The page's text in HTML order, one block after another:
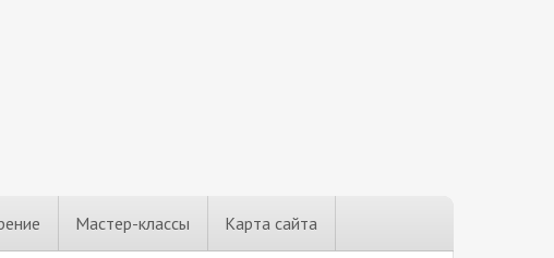
Мастер-классы Карта сайта